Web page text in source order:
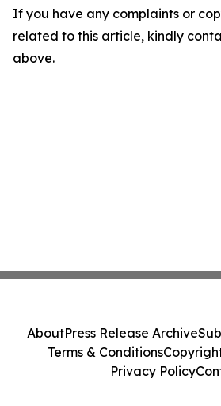
If you have any complaints or
related to this article, kindly
above.
AboutPress Release Archive
Terms & Conditions
Privacy Policy